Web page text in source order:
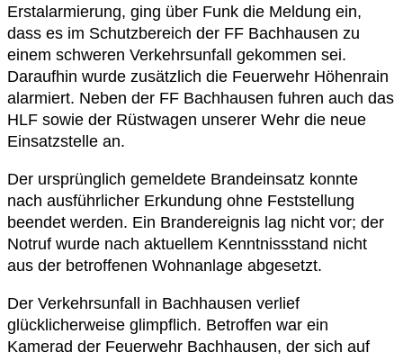
Erstalarmierung, ging über Funk die Meldung ein,
dass es im Schutzbereich der FF Bachhausen zu
einem schweren Verkehrsunfall gekommen sei.
Daraufhin wurde zusätzlich die Feuerwehr Höhenrain
alarmiert. Neben der FF Bachhausen fuhren auch das
HLF sowie der Rüstwagen unserer Wehr die neue
Einsatzstelle an.
Der ursprünglich gemeldete Brandeinsatz konnte
nach ausführlicher Erkundung ohne Feststellung
beendet werden. Ein Brandereignis lag nicht vor; der
Notruf wurde nach aktuellem Kenntnissstand nicht
aus der betroffenen Wohnanlage abgesetzt.
Der Verkehrsunfall in Bachhausen verlief
glücklicherweise glimpflich. Betroffen war ein
Kamerad der Feuerwehr Bachhausen, der sich auf